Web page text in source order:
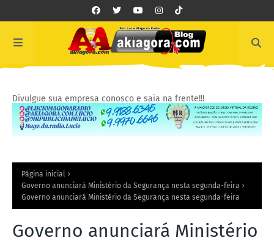
Divulgue sua empresa conosco e saia na frente!!!
Página inicial
Governo anunciará Ministério da Segurança nesta segunda-feira
Governo anunciará Ministério da Segurança nesta segunda-feira
Governo anunciará Ministério